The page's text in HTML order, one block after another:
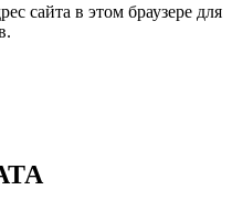
сайта в этом браузере для